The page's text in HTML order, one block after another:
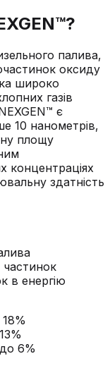
палива,
оксиду
широко
газів
є
10 нанометрів,
площу
концентраціях
здатність
в енергію
6%